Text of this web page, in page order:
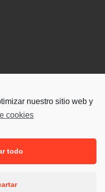
nuestro sitio web y
cookies
todo